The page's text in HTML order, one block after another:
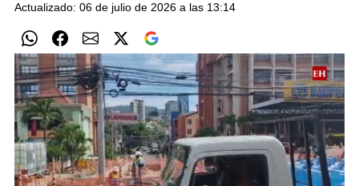
Actualizado: 06 de julio de 2026 a las 13:14